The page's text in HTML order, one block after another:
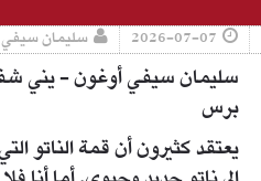
2026-07-07 سليمان
سليمان سيفي أوغون - يني
برس
يعتقد كثيرون أن قمة الناتو